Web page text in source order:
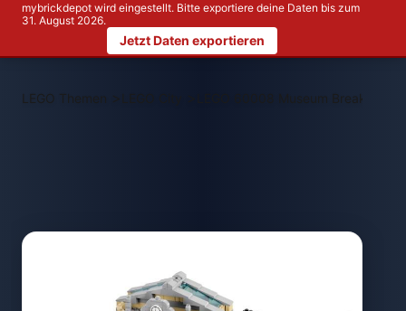
mybrickdepot wird eingestellt. Bitte exportiere deine Daten bis zum
31. August 2026.
Jetzt Daten exportieren
LEGO Themen > LEGO 60008 Museum Break-in